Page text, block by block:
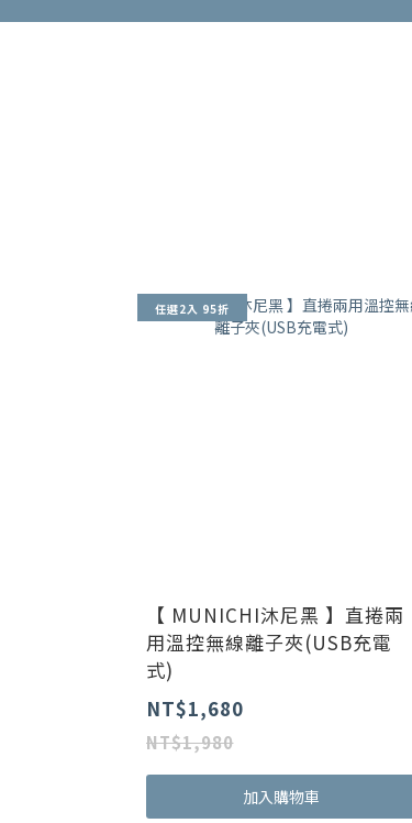
任選2入 95折
【 MUNICHI沐尼黑 】直捲兩
用溫控無線離子夾(USB充電
式)
NT$1,680
NT$1,980
加入購物車